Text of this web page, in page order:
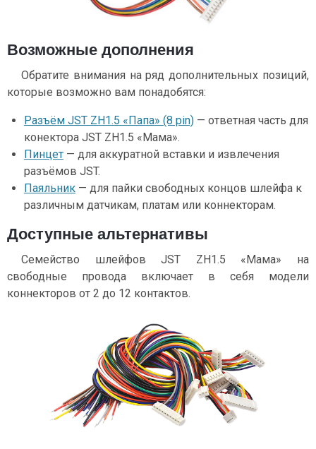
Возможные дополнения
Обратите внимания на ряд дополнительных позиций,
которые возможно вам понадобятся:
Разъём JST ZH1.5 «Папа» (8 pin) — ответная часть для
конектора JST ZH1.5 «Мама».
Пинцет — для аккуратной вставки и извлечения
разъёмов JST.
Паяльник — для пайки свободных концов шлейфа к
различным датчикам, платам или коннекторам.
Доступные альтернативы
Семейство шлейфов JST ZH1.5 «Мама» на
свободные провода включает в себя модели
коннекторов от 2 до 12 контактов.